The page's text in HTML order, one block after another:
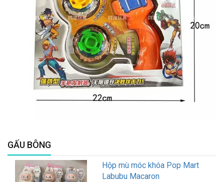
GẤU BÔNG
Hộp mù móc khóa Pop Mart
Labubu Macaron